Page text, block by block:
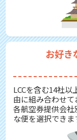
お好き
LCCを含む14社
由に組み合わせて
各航空券提供会
な便を選択できま